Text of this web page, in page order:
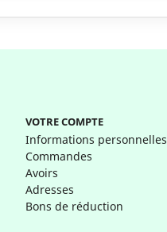
VOTRE COMPTE
Informations personnelles
Commandes
Avoirs
Adresses
Bons de réduction